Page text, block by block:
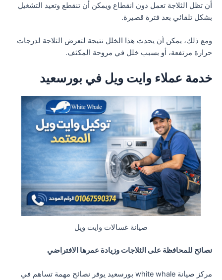
أن تظل الثلاجة تعمل دون انقطاع ويمكن أن تنقطع وتعيد التشغيل
بشكل تلقائي بعد فترة قصيرة.
ومع ذلك، يمكن أن يحدث هذا الخلل نتيجة لتعرض الثلاجة لدرجات
حرارة مرتفعة، أو بسبب خلل في مروحة المكثف.
خدمة عملاء وايت ويل في بورسعيد
صيانة غسالات وايت ويل
نصائح للمحافظة على الثلاجات وزيادة عمرها الافتراضي
مركز صيانة white whale بورسعيد يوفر نصائح مهمة تساهم في